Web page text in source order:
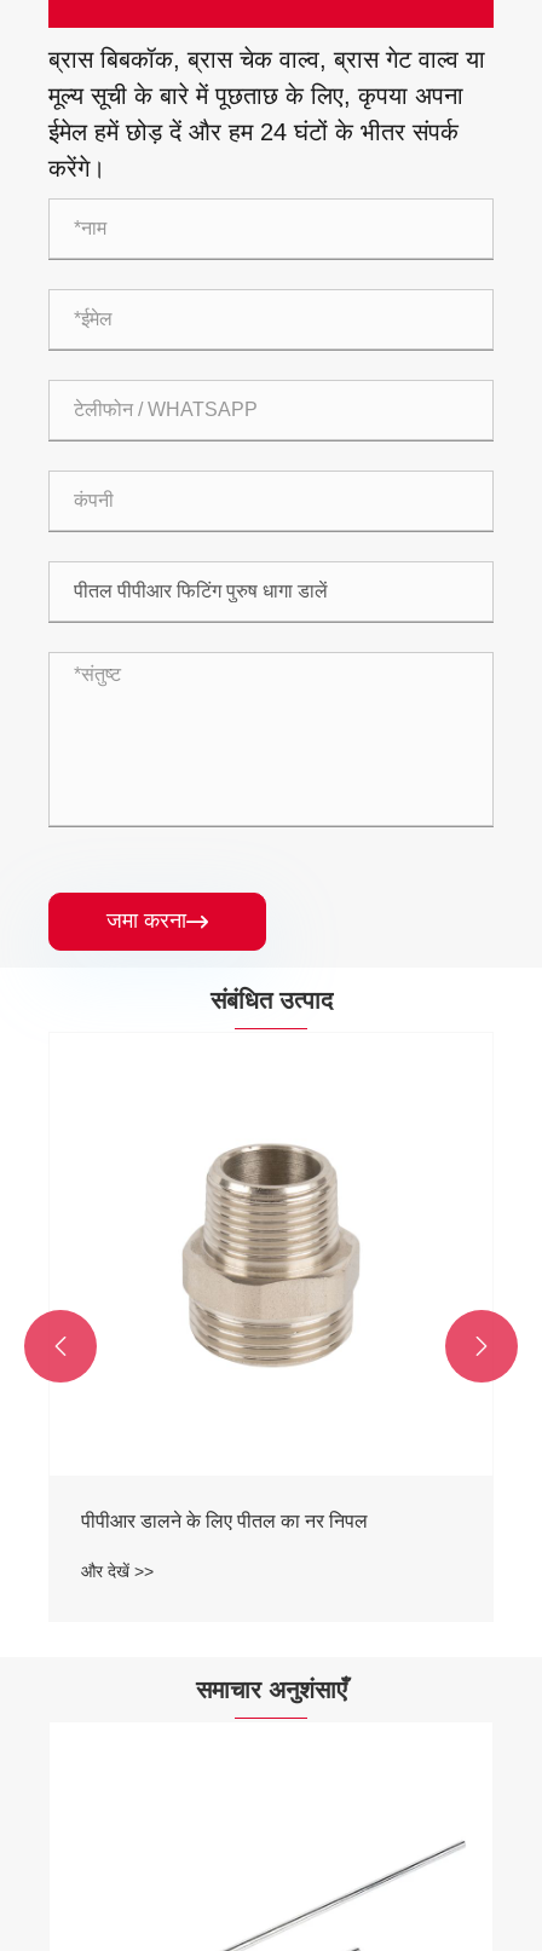
ब्रास बिबकॉक, ब्रास चेक वाल्व, ब्रास गेट वाल्व या
मूल्य सूची के बारे में पूछताछ के लिए, कृपया अपना
ईमेल हमें छोड़ दें और हम 24 घंटों के भीतर संपर्क
करेंगे।
जमा करना
संबंधित उत्पाद
पीपीआर डालने के लिए पीतल का नर निपल
और देखें >>
 
समाचार अनुशंसाएँ